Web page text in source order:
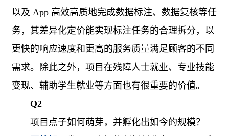
以及App 高效高质地完成数据标注、数据复核等任
务，其差异化定价能实现标注任务的合理拆分，以
更快的响应速度和更高的服务质量满足顾客的不同
需求。除此之外，项目在残障人士就业、专业技能
变现、辅助学生就业等方面也有很重要的价值。
Q2
项目点子如何萌芽，并孵化出如今的规模？